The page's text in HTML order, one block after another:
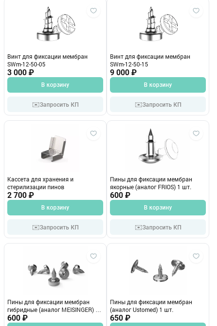
Винт для фиксации мембран
SWm-12-50-05
3 000 ₽
В корзину
✉️Запросить КП
Винт для фиксации мембран
SWm-12-50-15
9 000 ₽
В корзину
✉️Запросить КП
Кассета для хранения и
стерилизации пинов
2 700 ₽
В корзину
✉️Запросить КП
Пины для фиксации мембран
якорные (аналог FRIOS) 1 шт.
600 ₽
В корзину
✉️Запросить КП
Пины для фиксации мембран
гибридные (аналог MEISINGER) 1
шт.
600 ₽
Пины для фиксации мембран
(аналог Ustomed) 1 шт.
650 ₽